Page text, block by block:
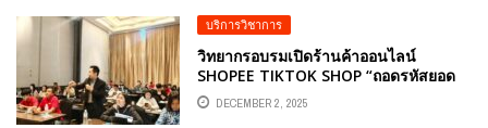
บริการวิชาการ
วิทยากรอบรมเปิดร้านค้าออนไลน์
SHOPEE TIKTOK SHOP “ถอดรหัสยอด
ขายพุ่ง ‘นูตร้าแพลนท์’ บริษัทปุ๋ย เคมีภัณฑ์
ทางการเกษตร จัดหนัก ติวเข้ม 7 คัมภีร์
DECEMBER 2, 2025